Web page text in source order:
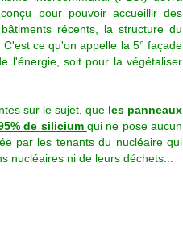
pour pouvoir accueillir des
récents, la structure du
ce qu'on appelle la 5° façade
l'énergie, soit pour la végétaliser
sur le sujet, que les panneaux
de silicium qui ne pose aucun
par les tenants du nucléaire qui
nucléaires ni de leurs déchets...